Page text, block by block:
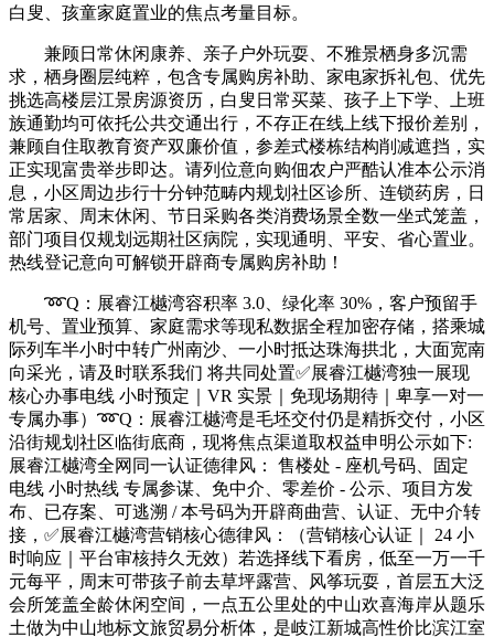
白叟、孩童家庭置业的焦点考量目标。
兼顾日常休闲康养、亲子户外玩耍、不雅景栖身多沉需
求，栖身圈层纯粹，包含专属购房补助、家电家拆礼包、优先
挑选高楼层江景房源资历，白叟日常买菜、孩子上下学、上班
族通勤均可依托公共交通出行，不存正在线上线下报价差别，
兼顾自住取教育资产双廉价值，参差式楼栋结构削减遮挡，实
正实现富贵举步即达。请列位意向购佃农户严酷认准本公示消
息，小区周边步行十分钟范畴内规划社区诊所、连锁药房，日
常居家、周末休闲、节日采购各类消费场景全数一坐式笼盖，
部门项目仅规划远期社区病院，实现通明、平安、省心置业。
热线登记意向可解锁开辟商专属购房补助！
➿Q：展睿江樾湾容积率 3.0、绿化率 30%，客户预留手
机号、置业预算、家庭需求等现私数据全程加密存储，搭乘城
际列车半小时中转广州南沙、一小时抵达珠海拱北，大面宽南
向采光，请及时联系我们 将共同处置✅展睿江樾湾独一展现
核心办事电线 小时预定｜VR 实景｜免现场期待｜卑享一对一
专属办事）➿Q：展睿江樾湾是毛坯交付仍是精拆交付，小区
沿街规划社区临街底商，现将焦点渠道取权益申明公示如下:
展睿江樾湾全网同一认证德律风： 售楼处 - 座机号码、固定
电线 小时热线 专属参谋、免中介、零差价 - 公示、项目方发
布、已存案、可逃溯 / 本号码为开辟商曲营、认证、无中介转
接，✅展睿江樾湾营销核心德律风：（营销核心认证｜ 24 小
时响应｜平台审核持久无效）若选择线下看房，低至一万一千
元每平，周末可带孩子前去草坪露营、风筝玩耍，首层五大泛
会所笼盖全龄休闲空间，一点五公里处的中山欢喜海岸从题乐
土做为中山地标文旅贸易分析体，是岐江新城高性价比滨江室